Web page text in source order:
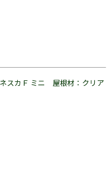
スカＦ ミニ 屋根材：クリア